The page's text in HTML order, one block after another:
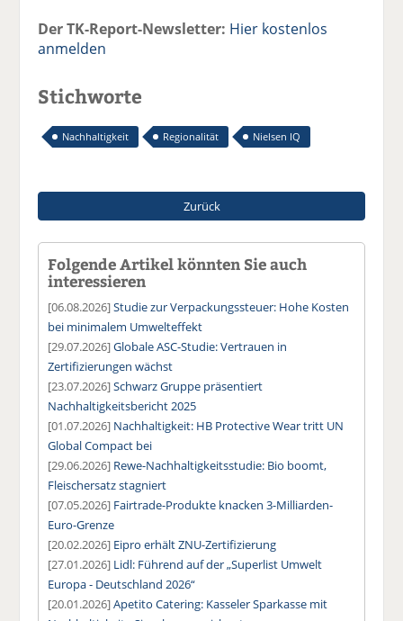
Der TK-Report-Newsletter: Hier kostenlos
anmelden
Stichworte
Nachhaltigkeit Regionalität Nielsen IQ
Zurück
Folgende Artikel könnten Sie auch
interessieren
[06.08.2026]Studie zur Verpackungssteuer: Hohe Kosten
bei minimalem Umwelteffekt
[29.07.2026]Globale ASC-Studie: Vertrauen in
Zertifizierungen wächst
[23.07.2026]Schwarz Gruppe präsentiert
Nachhaltigkeitsbericht 2025
[01.07.2026] Nachhaltigkeit: HB Protective Wear tritt UN
Global Compact bei
[29.06.2026] Rewe-Nachhaltigkeitsstudie: Bio boomt,
Fleischersatz stagniert
[07.05.2026] Fairtrade-Produkte knacken 3-Milliarden-
Euro-Grenze
[20.02.2026] Eipro erhält ZNU-Zertifizierung
[27.01.2026] Lidl: Führend auf der „Superlist Umwelt
Europa - Deutschland 2026“
[20.01.2026]Apetito Catering: Kasseler Sparkasse mit